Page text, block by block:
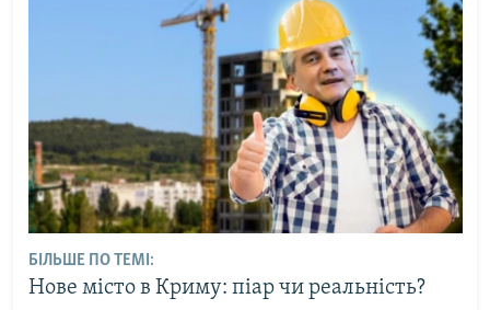
БІЛЬШЕ ПО ТЕМІ:
Нове місто в Криму: піар чи реальність?